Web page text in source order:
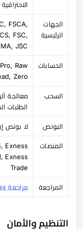
الاحترافية
الجهات
الرئيسية
FSCA,
FSC,
JSC
الحسابات
Raw
Zero
السحب
معالجة
الطلبات
البونص لا بونص
المنصات
Exness
Exness
Trade
المراجعة مراجعة Exness
التنظيم والأمان